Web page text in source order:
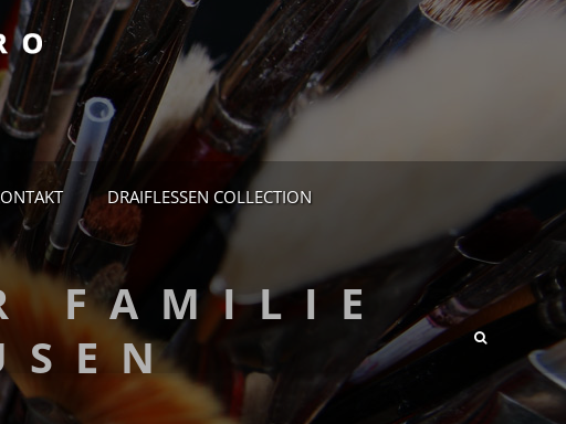
DRAIFLESSEN COLLECTION
FAMILIE